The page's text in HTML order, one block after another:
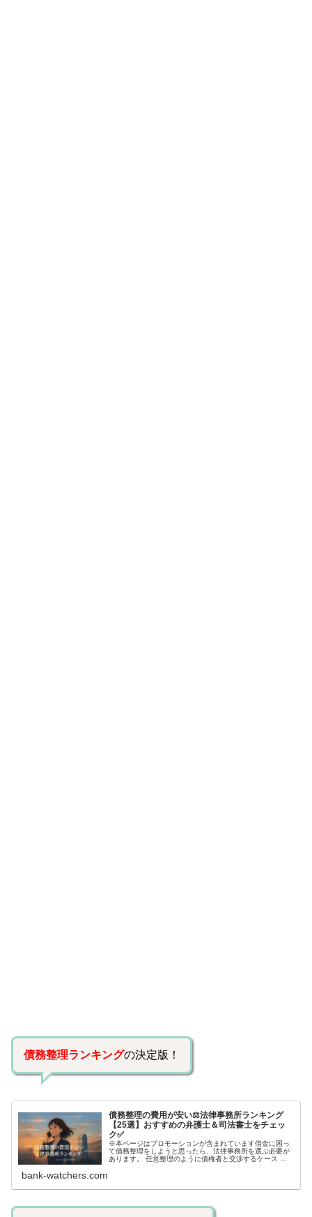
債務整理ランキングの決定版！
債務整理の費用が安い⚖️法律事務所ランキング
【25選】おすすめの弁護士＆司法書士をチェッ
ク✅
※本ページはプロモーションが含まれています借金に困っ
て債務整理をしようと思ったら、法律事務所を選ぶ必要が
あります。 任意整理のように債権者と交渉するケース 自
bank-watchers.com